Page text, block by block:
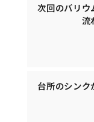
次回のバリウ
流
台所のシンク